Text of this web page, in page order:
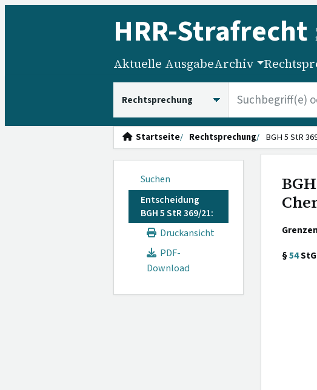
HRR-Strafrecht
Aktuelle AusgabeArchiv
Startseite Rechtsprechung BGH 5 StR
Suchen
Entscheidung
BGH 5 StR 369/21:
Druckansicht
PDF-
Download
§54